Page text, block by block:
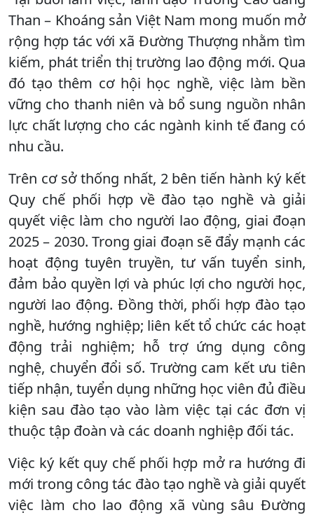
Than – Khoáng sản Việt Nam mong muốn mở
rộng hợp tác với xã Đường Thượng nhằm tìm
kiếm, phát triển thị trường lao động mới. Qua
đó tạo thêm cơ hội học nghề, việc làm bền
vững cho thanh niên và bổ sung nguồn nhân
lực chất lượng cho các ngành kinh tế đang có
nhu cầu.
Trên cơ sở thống nhất, 2 bên tiến hành ký kết
Quy chế phối hợp về đào tạo nghề và giải
quyết việc làm cho người lao động, giai đoạn
2025 – 2030. Trong giai đoạn sẽ đẩy mạnh các
hoạt động tuyên truyền, tư vấn tuyển sinh,
đảm bảo quyền lợi và phúc lợi cho người học,
người lao động. Đồng thời, phối hợp đào tạo
nghề, hướng nghiệp; liên kết tổ chức các hoạt
động trải nghiệm; hỗ trợ ứng dụng công
nghệ, chuyển đổi số. Trường cam kết ưu tiên
tiếp nhận, tuyển dụng những học viên đủ điều
kiện sau đào tạo vào làm việc tại các đơn vị
thuộc tập đoàn và các doanh nghiệp đối tác.
Việc ký kết quy chế phối hợp mở ra hướng đi
mới trong công tác đào tạo nghề và giải quyết
việc làm cho lao động xã vùng sâu Đường